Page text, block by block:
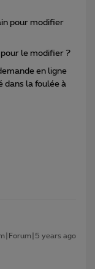
pour modifier
le modifier ?
en ligne
dans la foulée à
years ago